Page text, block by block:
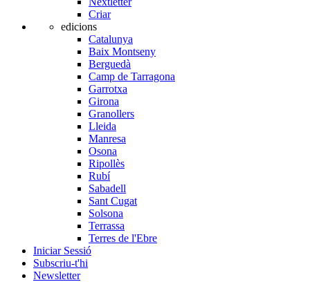
Criar
edicions
Catalunya
Baix Montseny
Berguedà
Camp de Tarragona
Garrotxa
Girona
Granollers
Lleida
Manresa
Osona
Ripollès
Rubí
Sabadell
Sant Cugat
Solsona
Terrassa
Terres de l'Ebre
Iniciar Sessió
Subscriu-t'hi
Newsletter